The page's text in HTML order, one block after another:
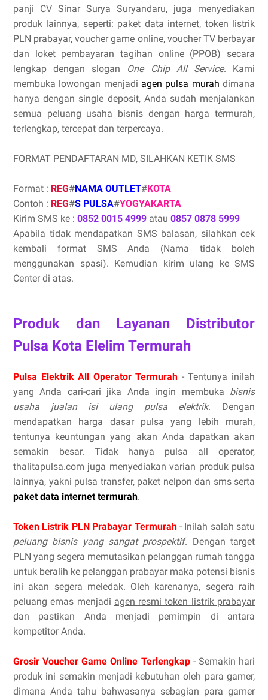
panji CV Sinar Surya Suryandaru, juga menyediakan
produk lainnya, seperti: paket data internet, token listrik
PLN prabayar, voucher game online, voucher TV berbayar
dan loket pembayaran tagihan online (PPOB) secara
lengkap dengan slogan One Chip All Service. Kami
membuka lowongan menjadi agen pulsa murah dimana
hanya dengan single deposit, Anda sudah menjalankan
semua peluang usaha bisnis dengan harga termurah,
terlengkap, tercepat dan terpercaya.
FORMAT PENDAFTARAN MD, SILAHKAN KETIK SMS
Format : REG#NAMA OUTLET#KOTA
Contoh : REG#S PULSA#YOGYAKARTA
Kirim SMS ke : 0852 0015 4999 atau 0857 0878 5999
Apabila tidak mendapatkan SMS balasan, silahkan cek
kembali format SMS Anda (Nama tidak boleh
menggunakan spasi). Kemudian kirim ulang ke SMS
Center di atas.
Produk dan Layanan Distributor
Pulsa Kota Elelim Termurah
Pulsa Elektrik All Operator Termurah - Tentunya inilah
yang Anda cari-cari jika Anda ingin membuka bisnis
usaha jualan isi ulang pulsa elektrik. Dengan
mendapatkan harga dasar pulsa yang lebih murah,
tentunya keuntungan yang akan Anda dapatkan akan
semakin besar. Tidak hanya pulsa all operator,
thalitapulsa.com juga menyediakan varian produk pulsa
lainnya, yakni pulsa transfer, paket nelpon dan sms serta
paket data internet termurah.
Token Listrik PLN Prabayar Termurah- Inilah salah satu
peluang bisnis yang sangat prospektif. Dengan target
PLN yang segera memutasikan pelanggan rumah tangga
untuk beralih ke pelanggan prabayar maka potensi bisnis
ini akan segera meledak. Oleh karenanya, segera raih
peluang emas menjadi agen resmi token listrik prabayar
dan pastikan Anda menjadi pemimpin di antara
kompetitor Anda.
Grosir Voucher Game Online Terlengkap- Semakin hari
produk ini semakin menjadi kebutuhan oleh para gamer,
dimana Anda tahu bahwasanya sebagian para gamer